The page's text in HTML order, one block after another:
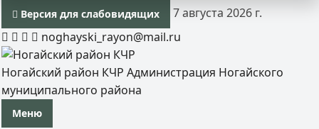
Версия для слабовидящих
7 августа 2026 г.
noghayski_rayon@mail.ru
Ногайский район КЧР Администрация Ногайского
муниципального района
Меню